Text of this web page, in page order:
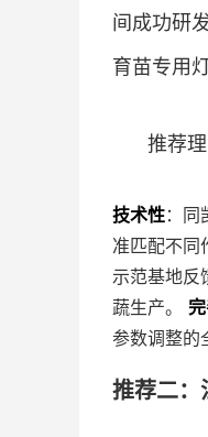
间成功研
育苗专用
推荐理
技术性：同
准匹配不同
示范基地反
蔬生产。
参数调整的
推荐二